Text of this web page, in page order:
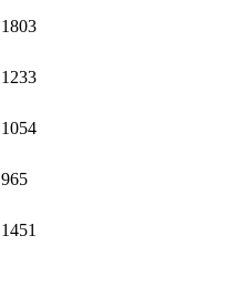
1803
1233
1054
965
1451